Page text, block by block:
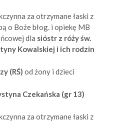
za otrzymane łaski z
o Boże błog. i opiekę MB
dla sióstr z róży św.
Kowalskiej i ich rodzin
(RŚ) od żony i dzieci
Czekańska (gr 13)
za otrzymane łaski z